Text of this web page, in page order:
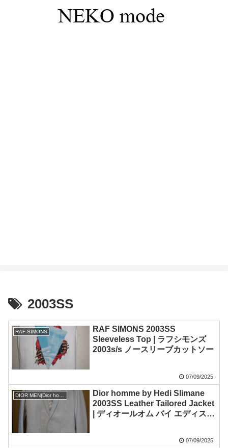
2003SS
RAF SIMONS
RAF SIMONS 2003SS
Sleeveless Top | ラフシモンズ
2003s/s ノースリーブカットソー
07/09/2025
Dior homme by Hedi Slimane
2003SS Leather Tailored Jacket
| ディオールオム バイ エディスリ
07/09/2025